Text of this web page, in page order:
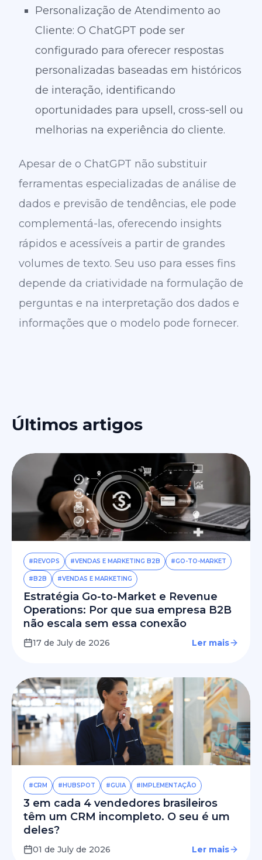
Personalização de Atendimento ao
Cliente: O ChatGPT pode ser
configurado para oferecer respostas
personalizadas baseadas em históricos
de interação, identificando
oportunidades para upsell, cross-sell ou
melhorias na experiência do cliente.
Apesar de o ChatGPT não substituir
ferramentas especializadas de análise de
dados e previsão de tendências, ele pode
complementá-las, oferecendo insights
rápidos e acessíveis a partir de grandes
volumes de texto. Seu uso para esses fins
depende da criatividade na formulação de
perguntas e na interpretação dos dados e
informações que o modelo pode fornecer.
Últimos artigos
#REVOPS #VENDAS E MARKETING B2B #GO-TO-MARKET
#B2B #VENDAS E MARKETING
Estratégia Go-to-Market e Revenue
Operations: Por que sua empresa B2B
não escala sem essa conexão
17 de July de 2026 Ler mais
#CRM #HUBSPOT #GUIA #IMPLEMENTAÇÃO
3 em cada 4 vendedores brasileiros
têm um CRM incompleto. O seu é um
deles?
01 de July de 2026 Ler mais